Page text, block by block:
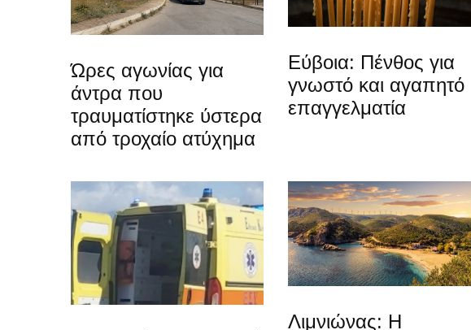
Ώρες αγωνίας για
άντρα που
τραυματίστηκε ύστερα
από τροχαίο ατύχημα
Εύβοια: Πένθος για
γνωστό και αγαπητό
επαγγελματία
Λιμνιώνας: Η